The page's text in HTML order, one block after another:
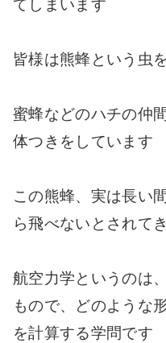
てしまいます
皆様は熊蜂という虫
蜜蜂などのハチの仲
体つきをしています
この熊蜂、実は長い
ら飛べないとされて
航空力学というのは
もので、どのような
を計算する学問です